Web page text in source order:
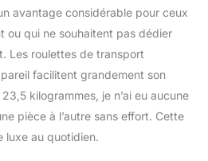
avantage considérable pour ceux
ou qui ne souhaitent pas dédier
Les roulettes de transport
facilitent grandement son
kilogrammes, je n’ai eu aucune
pièce à l’autre sans effort. Cette
luxe au quotidien.